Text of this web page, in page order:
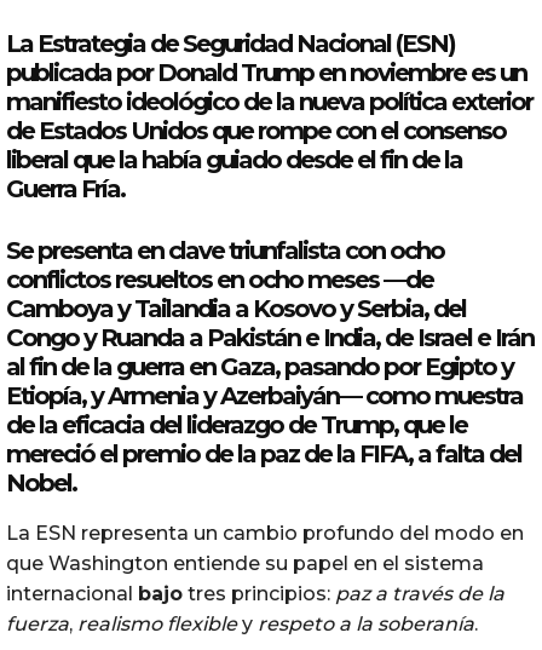
La EstrategiadeSeguridad Nacional(ESN)
publicada por Donald Trump en noviembre es un
manifiesto ideológico de la nueva política exterior
de Estados Unidos que rompe con el consenso
liberal que la había guiado desde el fin de la
Guerra Fría.
Se presenta en clave triunfalista con ocho
conflictos resueltos en ocho meses —de
Camboya y Tailandia a Kosovo y Serbia, del
Congo y Ruanda a Pakistán e India, de Israel e Irán
al fin de la guerra en Gaza, pasando por Egipto y
Etiopía, y Armenia y Azerbaiyán— como muestra
de la eficacia del liderazgo de Trump, que le
mereció el premio de la paz de la FIFA, a falta del
Nobel.
La ESN representa un cambio profundo del modo en
que Washington entiende su papel en el sistema
internacional bajo tres principios: paz a través de la
fuerza, realismo flexibley respeto a la soberanía.